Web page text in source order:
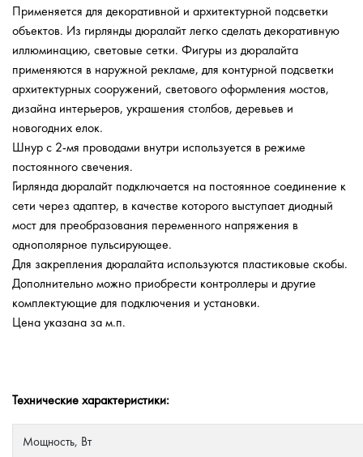
Применяется для декоративной и архитектурной подсветки
объектов. Из гирлянды дюралайт легко сделать декоративную
иллюминацию, световые сетки. Фигуры из дюралайта
применяются в наружной рекламе, для контурной подсветки
архитектурных сооружений, светового оформления мостов,
дизайна интерьеров, украшения столбов, деревьев и
новогодних елок.
Шнур с 2-мя проводами внутри используется в режиме
постоянного свечения.
Гирлянда дюралайт подключается на постоянное соединение к
сети через адаптер, в качестве которого выступает диодный
мост для преобразования переменного напряжения в
однополярное пульсирующее.
Для закрепления дюралайта используются пластиковые скобы.
Дополнительно можно приобрести контроллеры и другие
комплектующие для подключения и установки.
Цена указана за м.п.
Технические характеристики:
Мощность, Вт